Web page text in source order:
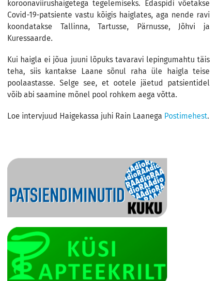
koroonaviirushaigetega tegelemiseks. Edaspidi võetakse
Covid-19-patsiente vastu kõigis haiglates, aga nende ravi
koondatakse Tallinna, Tartusse, Pärnusse, Jõhvi ja
Kuressaarde.
Kui haigla ei jõua juuni lõpuks tavaravi lepingumahtu täis
teha, siis kantakse Laane sõnul raha üle haigla teise
poolaastasse. Selge see, et ootele jäetud patsientidel
võib abi saamine mõnel pool rohkem aega võtta.
Loe intervjuud Haigekassa juhi Rain Laanega Postimehest.